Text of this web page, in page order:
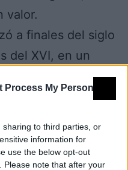
Process My Personal
to third parties, or
information for
use the below opt-out
Please note that after your
valor.
a finales del siglo
del XVI, en un
estilísticamente a
que se
y alargada,
forma poligonal,